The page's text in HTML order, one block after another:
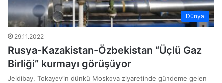
Dünya
29.11.2022
Rusya-Kazakistan-Özbekistan “Üçlü Gaz
Birliği” kurmayı görüşüyor
Jeldibay, Tokayev’in dünkü Moskova ziyaretinde gündeme gelen